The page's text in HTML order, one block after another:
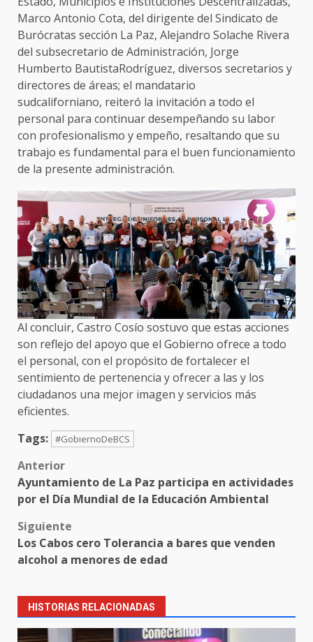
Marco Antonio Cota, del dirigente del Sindicato de
Burócratas sección La Paz, Alejandro Solache Rivera
del subsecretario de Administración, Jorge
Humberto BautistaRodríguez, diversos secretarios y
directores de áreas; el mandatario
sudcaliforniano, reiteró la invitación a todo el
personal para continuar desempeñando su labor
con profesionalismo y empeño, resaltando que su
trabajo es fundamental para el buen funcionamiento
de la presente administración.
Al concluir, Castro Cosío sostuvo que estas acciones
son reflejo del apoyo que el Gobierno ofrece a todo
el personal, con el propósito de fortalecer el
sentimiento de pertenencia y ofrecer a las y los
ciudadanos una mejor imagen y servicios más
eficientes.
Tags: #GobiernoDeBCS
Post
navigation
Anterior
Ayuntamiento de La Paz participa en actividades
por el Día Mundial de la Educación Ambiental
Siguiente
Los Cabos cero Tolerancia a bares que venden
alcohol a menores de edad
HISTORIAS RELACIONADAS